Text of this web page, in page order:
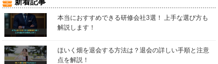
新着記事
本当におすすめできる研修会社3選！ 上手な選び方も
解説します！
ほいく畑を退会する方法は？退会の詳しい手順と注意
点を解説！